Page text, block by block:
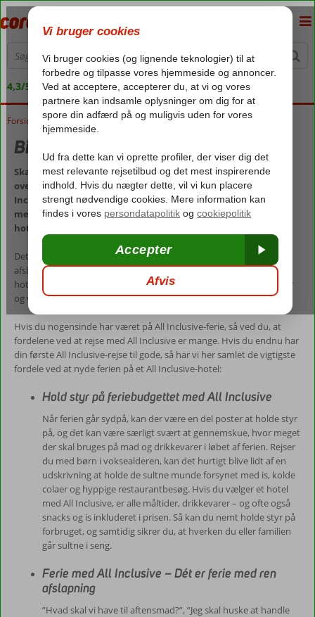
4,3/5 på Trustpilot
Forside Rejser
Billige rejser med All Inclusive
Skal ferien være nem og bekvem, og vil du have fuld kontrol
over feriebudgettet? Så skal du vælge en rejse med All
Inclusive. Få det fulde overblik over, hvad de vil sige at rejse
med All Inclusive, og se vores store udvalg af All Inclusive-
hoteller.
Det er nemt at sætte lighedstegn mellem All Inclusive og ultimativ
afslapning, og det er blot en af de mange grunde til, at All Inclusive-
hoteller bliver mere og mere populære – både blandt
børnefamilier
ogvoksne, der rejser uden børn.
Hvis du nogensinde har været på All Inclusive-ferie, så ved du, at
fordelene ved at rejse med All Inclusive er mange. Hvis du endnu har
din første All Inclusive-rejse til gode, så har vi her samlet de vigtigste
fordele ved at nyde ferien på et All Inclusive-hotel:
Hold styr på feriebudgettet med All Inclusive
Når ferien går sydpå, kan der være en del poster at holde styr
på, og det kan være særligt svært at gennemskue, hvor meget
der skal bruges på mad og drikkevarer i løbet af ferien. Rejser
du med børn i voksealderen, kan det hurtigt blive lidt af en
udskrivning at holde de sultne munde forsynet med is, kolde
colaer og hyppige restaurantbesøg. Hvis du vælger et hotel
med All Inclusive, er alle måltider, drikkevarer – og ofte også
snacks og is inkluderet i prisen. Så kan du nemt holde styr på
forbruget, og samtidig sikrer du, at hverken du eller familien
går sultne i seng.
Ferie med All Inclusive – Dét er ferie med ren
afslapning
”Hvad skal vi have til aftensmad?”, ”Jeg skal huske at handle